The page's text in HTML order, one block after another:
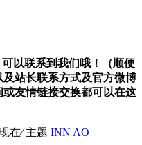
可以联系到我们哦！（顺便
站长联系方式及官方微博
友情链接交换都可以在这
在⁄ 主题 INN AO